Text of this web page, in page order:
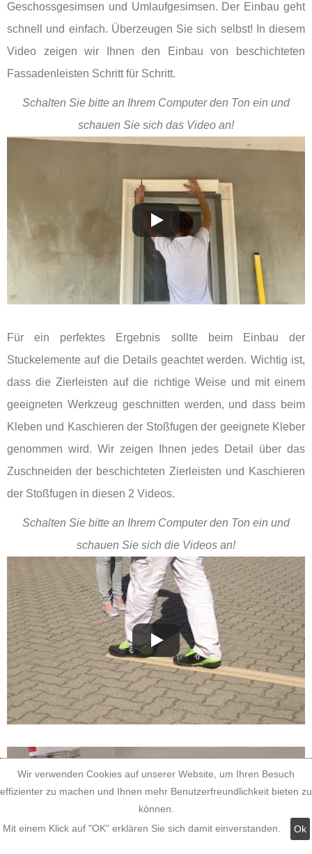
Geschossgesimsen und Umlaufgesimsen. Der Einbau geht
schnell und einfach. Überzeugen Sie sich selbst! In diesem
Video zeigen wir Ihnen den Einbau von beschichteten
Fassadenleisten Schritt für Schritt.
Schalten Sie bitte an Ihrem Computer den Ton ein und
schauen Sie sich das Video an!
Für ein perfektes Ergebnis sollte beim Einbau der
Stuckelemente auf die Details geachtet werden. Wichtig ist,
dass die Zierleisten auf die richtige Weise und mit einem
geeigneten Werkzeug geschnitten werden, und dass beim
Kleben und Kaschieren der Stoßfugen der geeignete Kleber
genommen wird. Wir zeigen Ihnen jedes Detail über das
Zuschneiden der beschichteten Zierleisten und Kaschieren
der Stoßfugen in diesen 2 Videos.
Schalten Sie bitte an Ihrem Computer den Ton ein und
schauen Sie sich die Videos an!
Wir verwenden Cookies auf unserer Website, um Ihren Besuch
effizienter zu machen und Ihnen mehr Benutzerfreundlichkeit bieten zu
können.
Mit einem Klick auf "OK" erklären Sie sich damit einverstanden.
Ok